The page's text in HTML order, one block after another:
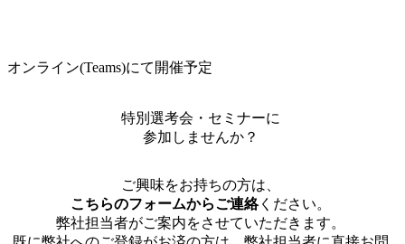
オンライン(Teams)にて開催予定
特別選考会・セミナーに
参加しませんか？
ご興味をお持ちの方は、
こちらのフォームからご連絡ください。
弊社担当者がご案内をさせていただきます。